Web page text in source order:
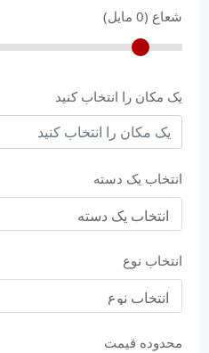
شعاع (0 مایل)
یک مکان را انتخاب کنید
انتخاب یک دسته
انتخاب نوع
محدوده قیمت